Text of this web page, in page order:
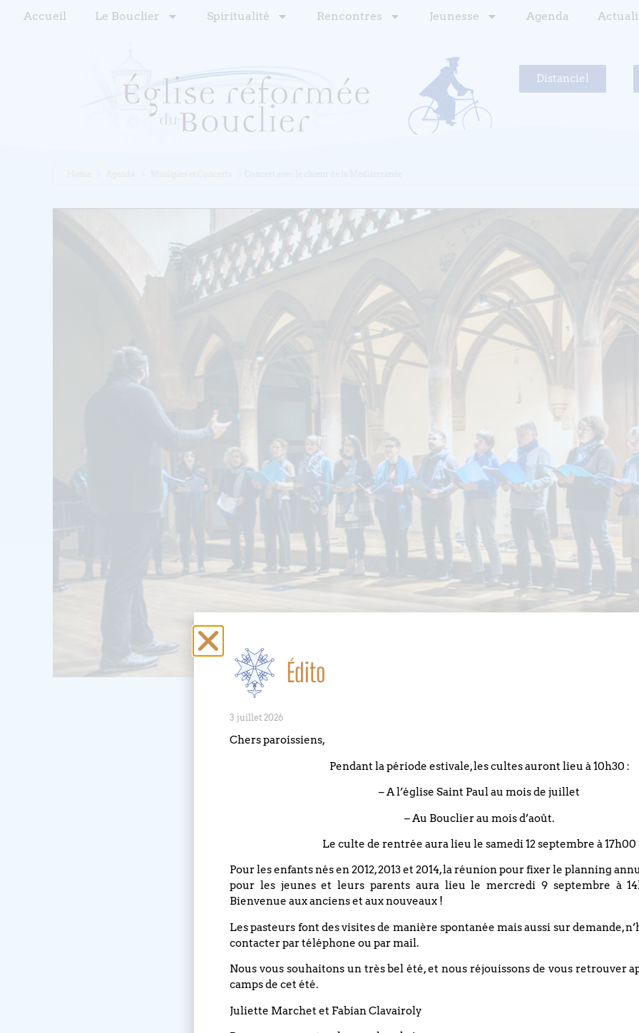
Accueil Le Bouclier Spiritualité Rencontres Jeunesse Agenda
Distanciel
Home Agenda Musiques et Concerts
Concert avec le chœur
Le chœur de la Méditerranée, depuis octobre 2021,
partagent un répertoire de chants populaires en français,
vous faire voyager.
Pour son concert de clôture de la saison 2022/2023,
chœur vous présentera des chants du Moyen Orient, de
de la musique une fête.
Édito
3 juillet 2026
Chers paroissiens,
Pendant la période estivale, les cultes auront lieu à 10h30 :
– A l’église Saint Paul au mois de juillet
– Au Bouclier au mois d’août.
Le culte de rentrée aura lieu le samedi 12 septembre à 17h00
Pour les enfants nés en 2012, 2013 et 2014, la réunion pour fixer le planning
pour les jeunes et leurs parents aura lieu le mercredi 9 septembre à
Bienvenue aux anciens et aux nouveaux !
Les pasteurs font des visites de manière spontanée mais aussi sur demande,
contacter par téléphone ou par mail.
Nous vous souhaitons un très bel été, et nous réjouissons de vous retrouver
camps de cet été.
Juliette Marchet et Fabian Clavairoly